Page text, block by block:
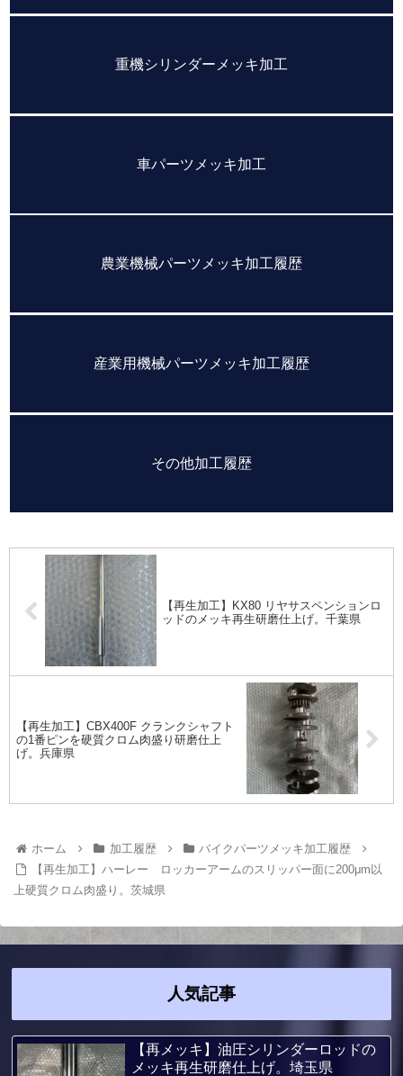
重機シリンダーメッキ加工
車パーツメッキ加工
農業機械パーツメッキ加工履歴
産業用機械パーツメッキ加工履歴
その他加工履歴
【再生加工】KX80 リヤサスペンションロ
ッドのメッキ再生研磨仕上げ。千葉県
【再生加工】CBX400F クランクシャフト
の1番ピンを硬質クロム肉盛り研磨仕上
げ。兵庫県
ホーム 加工履歴
バイクパーツメッキ加工履歴
【再生加工】ハーレー ロッカーアームのスリッパー面に200μm以
上硬質クロム肉盛り。茨城県
人気記事
【再メッキ】油圧シリンダーロッドの
メッキ再生研磨仕上げ。埼玉県